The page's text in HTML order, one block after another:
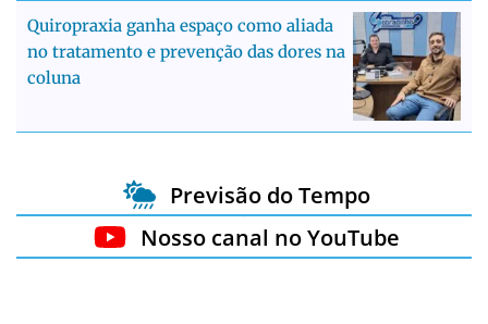
Quiropraxia ganha espaço como aliada
no tratamento e prevenção das dores na
coluna
Previsão do Tempo
Nosso canal no YouTube